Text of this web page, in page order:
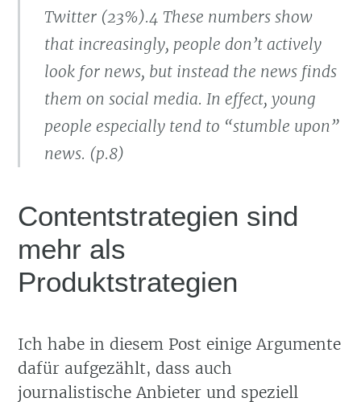
Twitter (23%).4 These numbers show
that increasingly, people don’t actively
look for news, but instead the news finds
them on social media. In effect, young
people especially tend to “stumble upon”
news. (p.8)
Contentstrategien sind
mehr als
Produktstrategien
Ich habe in diesem Post einige Argumente
dafür aufgezählt, dass auch
journalistische Anbieter und speziell